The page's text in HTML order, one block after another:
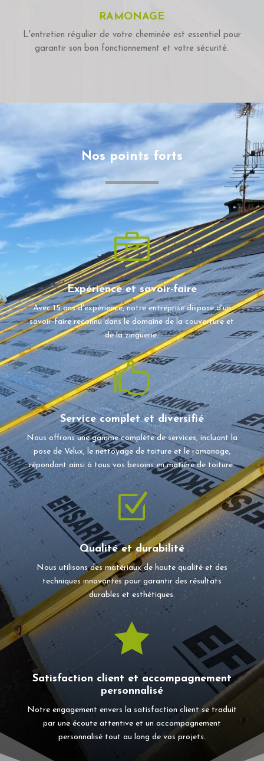
RAMONAGE
L'entretien régulier de votre cheminée est essentiel pour
garantir son bon fonctionnement et votre sécurité.
Nos points forts

Expérience et savoir-faire
Avec 15 ans d'expérience, notre entreprise dispose d'un
savoir-faire reconnu dans le domaine de la couverture et
de la zinguerie.

Service complet et diversifié
Nous offrons une gamme complète de services, incluant la
pose de Velux, le nettoyage de toiture et le ramonage,
répondant ainsi à tous vos besoins en matière de toiture.
Z
Qualité et durabilité
Nous utilisons des matériaux de haute qualité et des
techniques innovantes pour garantir des résultats
durables et esthétiques.

Satisfaction client et accompagnement
personnalisé
Notre engagement envers la satisfaction client se traduit
par une écoute attentive et un accompagnement
personnalisé tout au long de vos projets.